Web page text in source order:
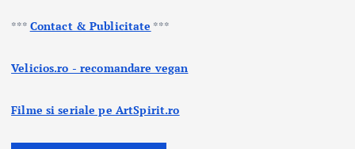
*** Contact & Publicitate ***
Velicios.ro - recomandare vegan
Filme si seriale pe ArtSpirit.ro